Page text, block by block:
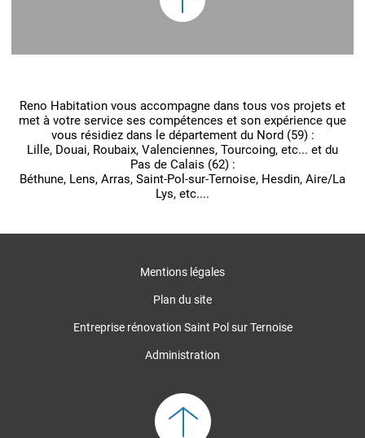
Reno Habitation vous accompagne dans tous vos projets et
met à votre service ses compétences et son expérience que
vous résidiez dans le département du Nord (59) :
Lille, Douai, Roubaix, Valenciennes, Tourcoing, etc... et du
Pas de Calais (62) :
Béthune, Lens, Arras, Saint-Pol-sur-Ternoise, Hesdin, Aire/La
Lys, etc....
Mentions légales
Plan du site
Entreprise rénovation Saint Pol sur Ternoise
Administration